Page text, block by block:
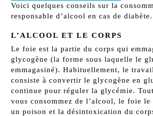
Voici quelques conseils sur la
responsable d’alcool en cas de diabète.
L’ALCOOL ET LE CORPS
Le foie est la partie du corps qui
glycogène (la forme sous laquelle le
emmagasiné). Habituellement, le
consiste à convertir le glycogène en
continue pour réguler la glycémie.
vous consommez de l’alcool, le foie le
un poison et la désintoxication du